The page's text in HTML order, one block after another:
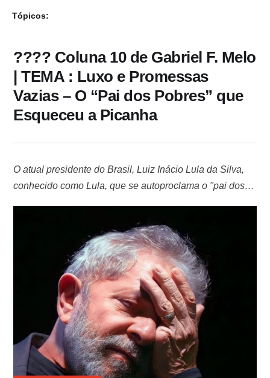
Tópicos:
???? Coluna 10 de Gabriel F. Melo
| TEMA : Luxo e Promessas
Vazias – O “Pai dos Pobres” que
Esqueceu a Picanha
O atual presidente do Brasil, Luiz Inácio Lula da Silva,
conhecido como Lula, que se autoproclama o "pai dos
discrepância preocupante entre suas ideologias políticas
e suas ações. Em particular, seus gastos extravagantes
durante uma estadia de apenas dois dias no Hotel …